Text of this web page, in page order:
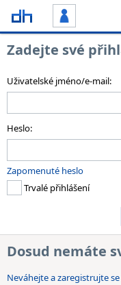
Zadejte své
Uživatelské jméno/e-mail:
Heslo:
Zapomenuté heslo
Trvalé přihlášení
Dosud nemáte
Neváhejte a zaregistrujte